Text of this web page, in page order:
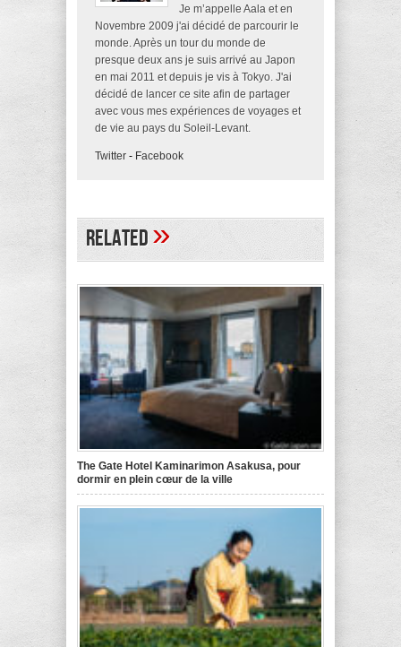
Je m’appelle Aala et en
Novembre 2009 j'ai décidé de parcourir le
monde. Après un tour du monde de
presque deux ans je suis arrivé au Japon
en mai 2011 et depuis je vis à Tokyo. J'ai
décidé de lancer ce site afin de partager
avec vous mes expériences de voyages et
de vie au pays du Soleil-Levant.
Twitter - Facebook
Related»
The Gate Hotel Kaminarimon Asakusa, pour
dormir en plein cœur de la ville